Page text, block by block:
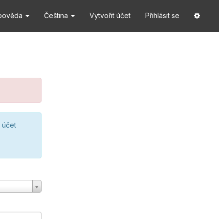
Čeština Vytvořit účet Přihlásit se
účet